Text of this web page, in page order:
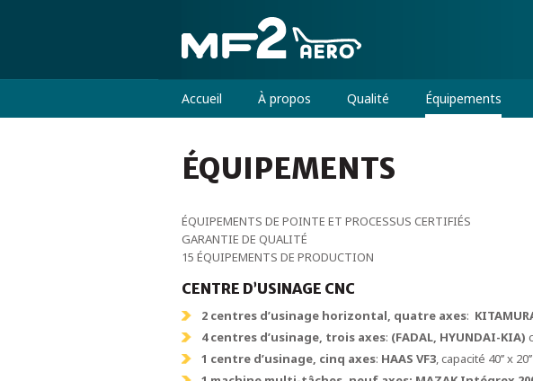
Accueil À propos Qualité Équipements
ÉQUIPEMENTS
ÉQUIPEMENTS DE POINTE ET PROCESSUS CERTIFIÉS
GARANTIE DE QUALITÉ
15 ÉQUIPEMENTS DE PRODUCTION
CENTRE D’USINAGE CNC
2 centres d’usinage horizontal, quatre axes:
4 centres d’usinage, trois axes: (FADAL, HYUNDAI-KIA)
1 centre d’usinage, cinq axes: HAAS VF3, capacité 40’’ x 20’’